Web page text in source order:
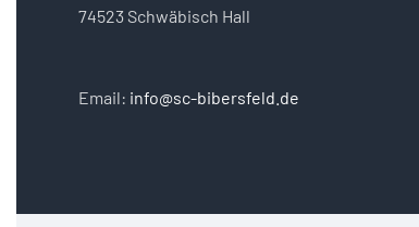
74523 Schwäbisch Hall
Email: info@sc-bibersfeld.de